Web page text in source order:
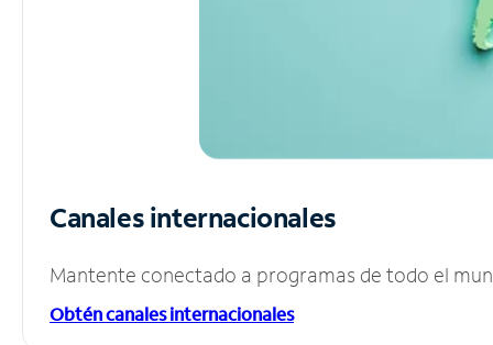
Canales internacionales
Mantente conectado a programas de todo el
Obtén canales internacionales